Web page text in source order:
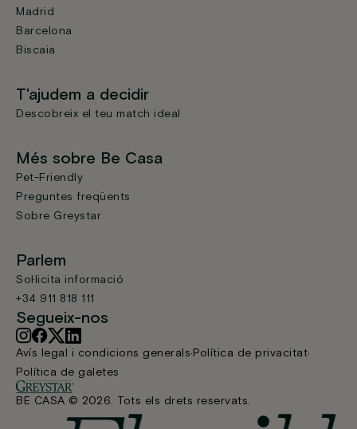
Madrid
Barcelona
Biscaia
T'ajudem a decidir
Descobreix el teu match ideal
Més sobre Be Casa
Pet-Friendly
Preguntes freqüents
Sobre Greystar
Parlem
Sol·licita informació
+34 911 818 111
Segueix-nos
Avís legal i condicions generals Política de privacitat
Política de galetes
BE CASA © 2026. Tots els drets reservats.